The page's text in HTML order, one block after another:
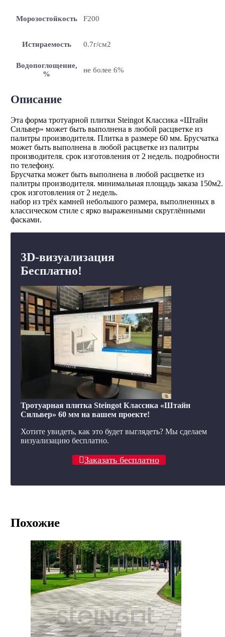
Морозостойкость F200
Истираемость 0.7г/см2
Водопоглощение,
%
не более 6%
Описание
Эта форма тротуарной плитки Steingot Классика «Штайн
Сильвер» может быть выполнена в любой расцветке из
палитры производителя. Плитка в размере 60 мм. Брусчатка
может быть выполнена в любой расцветке из палитры
производителя. срок изготовления от 2 недель. подробности
по телефону.
Брусчатка может быть выполнена в любой расцветке из
палитры производителя. минимальная площадь заказа 150м2.
срок изготовления от 2 недель.
набор из трёх камней небольшого размера, выполненных в
классическом стиле с ярко выраженными скруглёнными
фасками.
3D-визуализация
Бесплатно!
Тротуарная плитка Steingot Классика «Штайн
Сильвер» 60 мм на вашем проекте!
Хотите увидеть, как это будет выглядеть? Мы сделаем
визуализацию бесплатно.
Заказать бесплатно
Похожие